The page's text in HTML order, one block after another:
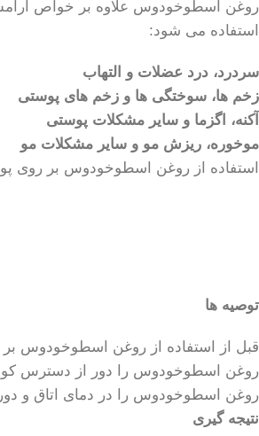
روغن اسطوخودوس علاوه بر خواص
استفاده می شود:
سردرد، درد عضلات و التهاب
زخم ها، سوختگی ها و زخم های پوستی
آکنه، اگزما و سایر مشکلات پوستی
موخوره، ریزش مو و سایر مشکلات مو
استفاده از روغن اسطوخودوس بر روی
توصیه ها
قبل از استفاده از روغن اسطوخودوس
روغن اسطوخودوس را دور از دسترس
روغن اسطوخودوس را در دمای اتاق و
نتیجه گیری